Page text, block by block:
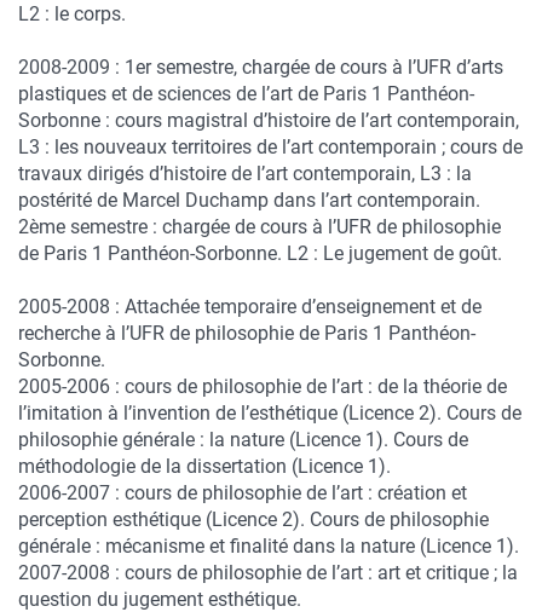
L2 : le corps.
2008-2009 : 1er semestre, chargée de cours à l’UFR d’arts
plastiques et de sciences de l’art de Paris 1 Panthéon-
Sorbonne : cours magistral d’histoire de l’art contemporain,
L3 : les nouveaux territoires de l’art contemporain ; cours de
travaux dirigés d’histoire de l’art contemporain, L3 : la
postérité de Marcel Duchamp dans l’art contemporain.
2ème semestre : chargée de cours à l’UFR de philosophie
de Paris 1 Panthéon-Sorbonne. L2 : Le jugement de goût.
2005-2008 : Attachée temporaire d’enseignement et de
recherche à l’UFR de philosophie de Paris 1 Panthéon-
Sorbonne.
2005-2006 : cours de philosophie de l’art : de la théorie de
l’imitation à l’invention de l’esthétique (Licence 2). Cours de
philosophie générale : la nature (Licence 1). Cours de
méthodologie de la dissertation (Licence 1).
2006-2007 : cours de philosophie de l’art : création et
perception esthétique (Licence 2). Cours de philosophie
générale : mécanisme et finalité dans la nature (Licence 1).
2007-2008 : cours de philosophie de l’art : art et critique ; la
question du jugement esthétique.